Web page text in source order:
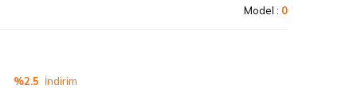
Model : 0
%2.5 İndirim